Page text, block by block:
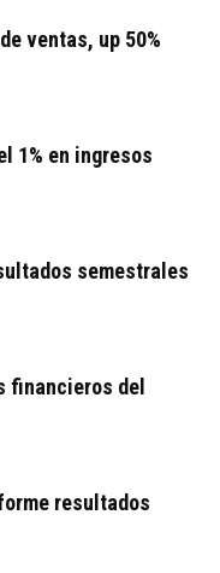
ventas, up 50%
1% en ingresos
semestrales
financieros del
resultados